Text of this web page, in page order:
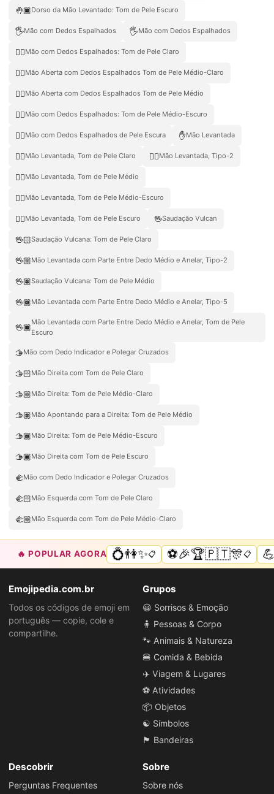
🤚🏿Dorso da Mão Levantado: Tom de Pele Escuro
🖐️Mão com Dedos Espalhados 🖐Mão com Dedos Espalhados
🖐🏻Mão com Dedos Espalhados: Tom de Pele Claro
🖐🏼Mão Aberta com Dedos Espalhados Tom de Pele Médio-Claro
🖐🏽Mão Aberta com Dedos Espalhados Tom de Pele Médio
🖐🏾Mão com Dedos Espalhados: Tom de Pele Médio-Escuro
🖐🏿Mão com Dedos Espalhados de Pele Escura ✋Mão Levantada
✋🏻Mão Levantada, Tom de Pele Claro ✋🏼Mão Levantada, Tipo-2
✋🏽Mão Levantada, Tom de Pele Médio
✋🏾Mão Levantada, Tom de Pele Médio-Escuro
✋🏿Mão Levantada, Tom de Pele Escuro 🖖Saudação Vulcan
🖖🏻Saudação Vulcana: Tom de Pele Claro
🖖🏼Mão Levantada com Parte Entre Dedo Médio e Anelar, Tipo-2
🖖🏽Saudação Vulcana: Tom de Pele Médio
🖖🏾Mão Levantada com Parte Entre Dedo Médio e Anelar, Tipo-5
🖖🏿
Mão Levantada com Parte Entre Dedo Médio e Anelar, Tom de Pele
Escuro
🫱Mão com Dedo Indicador e Polegar Cruzados
🫱🏻Mão Direita com Tom de Pele Claro
🫱🏼Mão Direita: Tom de Pele Médio-Claro
🫱🏽Mão Apontando para a Direita: Tom de Pele Médio
🫱🏾Mão Direita: Tom de Pele Médio-Escuro
🫱🏿Mão Direita com Tom de Pele Escuro
🫲Mão com Dedo Indicador e Polegar Cruzados
🫲🏻Mão Esquerda com Tom de Pele Claro
🫲🏼Mão Esquerda com Tom de Pele Médio-Claro
🔥 POPULAR AGORA 💍👫✨📋 ⚽🎉🏆🇵🇹🎊📋
Emojipedia.com.br
Todos os códigos de emoji em
português — copie, cole e
compartilhe.
Grupos
😀 Sorrisos & Emoção
🧍 Pessoas & Corpo
🐾 Animais & Natureza
🍔 Comida & Bebida
✈️ Viagem & Lugares
⚽ Atividades
📦 Objetos
☯️ Símbolos
🏴 Bandeiras
Descobrir
Perguntas Frequentes
Sobre
Sobre nós